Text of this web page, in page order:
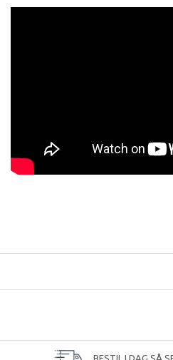
BESTIL I DAG SÅ